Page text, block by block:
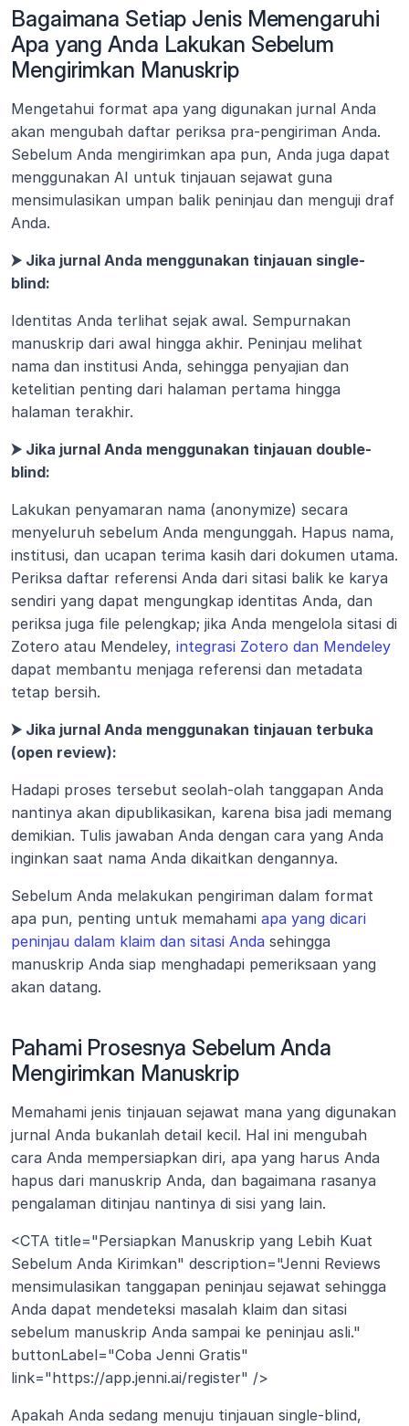
Bagaimana Setiap Jenis Memengaruhi
Apa yang Anda Lakukan Sebelum
Mengirimkan Manuskrip
Mengetahui format apa yang digunakan jurnal Anda
akan mengubah daftar periksa pra-pengiriman Anda.
Sebelum Anda mengirimkan apa pun, Anda juga dapat
menggunakan AI untuk tinjauan sejawat guna
mensimulasikan umpan balik peninjau dan menguji draf
Anda.
⮞ Jika jurnal Anda menggunakan tinjauan single-
blind:
Identitas Anda terlihat sejak awal. Sempurnakan
manuskrip dari awal hingga akhir. Peninjau melihat
nama dan institusi Anda, sehingga penyajian dan
ketelitian penting dari halaman pertama hingga
halaman terakhir.
⮞ Jika jurnal Anda menggunakan tinjauan double-
blind:
Lakukan penyamaran nama (anonymize) secara
menyeluruh sebelum Anda mengunggah. Hapus nama,
institusi, dan ucapan terima kasih dari dokumen utama.
Periksa daftar referensi Anda dari sitasi balik ke karya
sendiri yang dapat mengungkap identitas Anda, dan
periksa juga file pelengkap; jika Anda mengelola sitasi di
Zotero atau Mendeley, integrasi Zotero dan Mendeley
dapat membantu menjaga referensi dan metadata
tetap bersih.
⮞ Jika jurnal Anda menggunakan tinjauan terbuka
(open review):
Hadapi proses tersebut seolah-olah tanggapan Anda
nantinya akan dipublikasikan, karena bisa jadi memang
demikian. Tulis jawaban Anda dengan cara yang Anda
inginkan saat nama Anda dikaitkan dengannya.
Sebelum Anda melakukan pengiriman dalam format
apa pun, penting untuk memahami apa yang dicari
peninjau dalam klaim dan sitasi Anda sehingga
manuskrip Anda siap menghadapi pemeriksaan yang
akan datang.
Pahami Prosesnya Sebelum Anda
Mengirimkan Manuskrip
Memahami jenis tinjauan sejawat mana yang digunakan
jurnal Anda bukanlah detail kecil. Hal ini mengubah
cara Anda mempersiapkan diri, apa yang harus Anda
hapus dari manuskrip Anda, dan bagaimana rasanya
pengalaman ditinjau nantinya di sisi yang lain.
<CTA title="Persiapkan Manuskrip yang Lebih Kuat
Sebelum Anda Kirimkan" description="Jenni Reviews
mensimulasikan tanggapan peninjau sejawat sehingga
Anda dapat mendeteksi masalah klaim dan sitasi
sebelum manuskrip Anda sampai ke peninjau asli."
buttonLabel="Coba Jenni Gratis"
link="https://app.jenni.ai/register" />
Apakah Anda sedang menuju tinjauan single-blind,